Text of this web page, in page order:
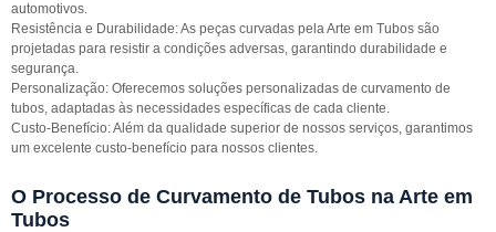
automotivos.
Resistência e Durabilidade: As peças curvadas pela Arte em Tubos são
projetadas para resistir a condições adversas, garantindo durabilidade e
segurança.
Personalização: Oferecemos soluções personalizadas de curvamento de
tubos, adaptadas às necessidades específicas de cada cliente.
Custo-Benefício: Além da qualidade superior de nossos serviços, garantimos
um excelente custo-benefício para nossos clientes.
O Processo de Curvamento de Tubos na Arte em
Tubos